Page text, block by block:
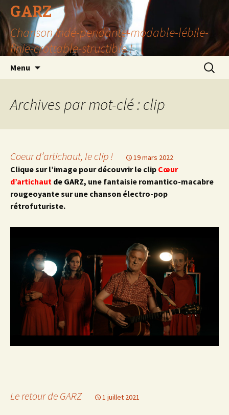
GARZ
Chanson Indé-pendante-modable-lébile-
finie-crottable-structible !
Menu
Archives par mot-clé : clip
Coeur d’artichaut, le clip ! 19 mars 2022
Clique sur l’image pour découvrir le clip Cœur
d’artichaut de GARZ, une fantaisie romantico-macabre
rougeoyante sur une chanson électro-pop
rétrofuturiste.
Le retour de GARZ 1 juillet 2021